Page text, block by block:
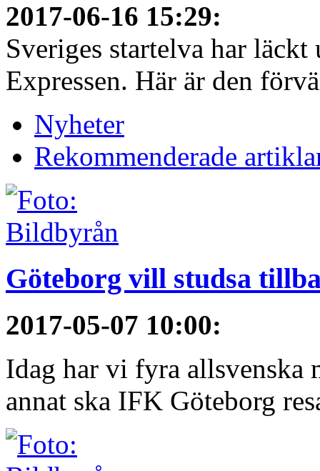
2017-06-16 15:29:
Sveriges startelva har
Expressen. Här är den
Nyheter
Rekommenderade
Göteborg vill studsa
2017-05-07 10:00:
Idag har vi fyra allsvenska
annat ska IFK Göteborg